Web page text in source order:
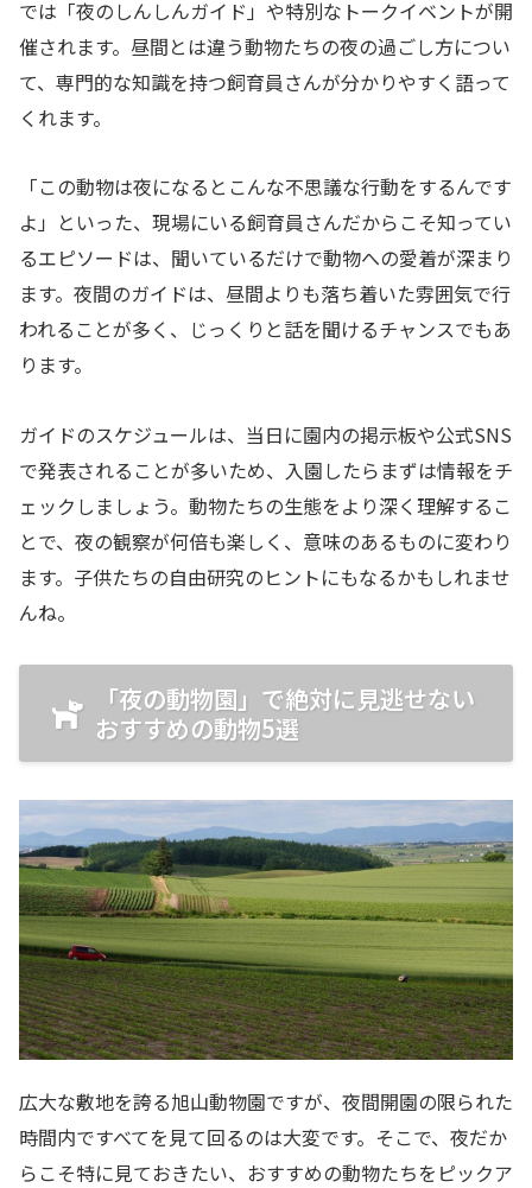
では「夜のしんしんガイド」や特別なトークイベントが開
催されます。昼間とは違う動物たちの夜の過ごし方につい
て、専門的な知識を持つ飼育員さんが分かりやすく語って
くれます。
「この動物は夜になるとこんな不思議な行動をするんです
よ」といった、現場にいる飼育員さんだからこそ知ってい
るエピソードは、聞いているだけで動物への愛着が深まり
ます。夜間のガイドは、昼間よりも落ち着いた雰囲気で行
われることが多く、じっくりと話を聞けるチャンスでもあ
ります。
ガイドのスケジュールは、当日に園内の掲示板や公式SNS
で発表されることが多いため、入園したらまずは情報をチ
ェックしましょう。動物たちの生態をより深く理解するこ
とで、夜の観察が何倍も楽しく、意味のあるものに変わり
ます。子供たちの自由研究のヒントにもなるかもしれませ
んね。
「夜の動物園」で絶対に見逃せない
おすすめの動物5選
広大な敷地を誇る旭山動物園ですが、夜間開園の限られた
時間内ですべてを見て回るのは大変です。そこで、夜だか
らこそ特に見ておきたい、おすすめの動物たちをピックア